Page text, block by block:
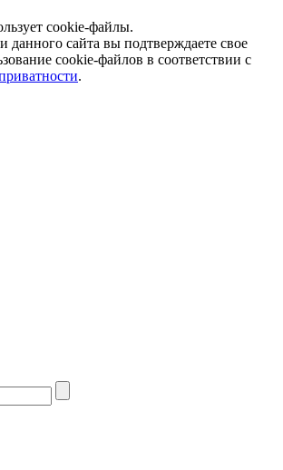
cookie-файлы.
данного сайта вы подтверждаете свое
cookie-файлов в соответствии с
.